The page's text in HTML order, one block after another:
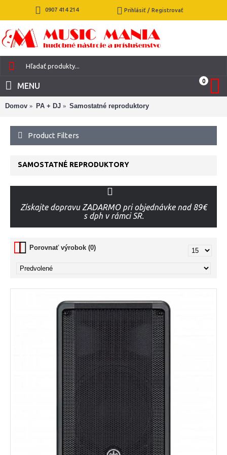
0907 414 214 Prihlásiť / Registrovať
0
MENU
Domov PA + DJ Samostatné reproduktory
Product Filters
SAMOSTATNÉ REPRODUKTORY
Získajte dopravu ZADARMO pri objednávke nad 89€
s dph v rámci SR.
Porovnať výrobok (0)